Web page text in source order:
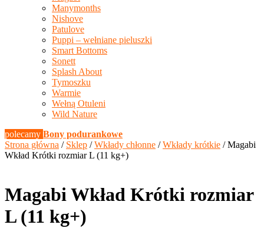
Manymonths
Nishove
Patulove
Puppi – wełniane pieluszki
Smart Bottoms
Sonett
Splash About
Tymoszku
Warmie
Wełną Otuleni
Wild Nature
polecamy Bony podurankowe
Strona główna / Sklep /Wkłady chłonne /Wkłady krótkie / Magabi
Wkład Krótki rozmiar L (11 kg+)
Magabi Wkład Krótki rozmiar
L (11 kg+)